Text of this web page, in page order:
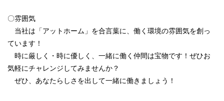
〇雰囲気
当社は「アットホーム」を合言葉に、働く環境の雰囲気を創っ
ています！
時に厳しく・時に優しく、一緒に働く仲間は宝物です！ぜひお
気軽にチャレンジしてみませんか？
ぜひ、あなたらしさを出して一緒に働きましょう！